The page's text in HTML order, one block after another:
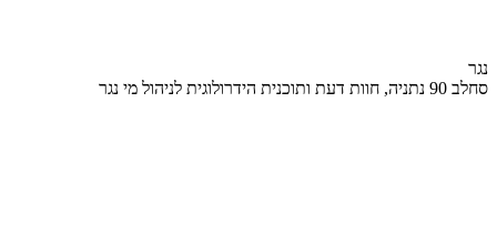
נגר
סחלב 90 נתניה, חוות דעת ותוכנית הידרולוגית לניהול מי נגר